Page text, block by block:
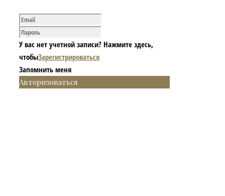
У вас нет учетной записи? Нажмите здесь,
чтобыЗарегистрироваться
Запомнить меня
Авторизоваться